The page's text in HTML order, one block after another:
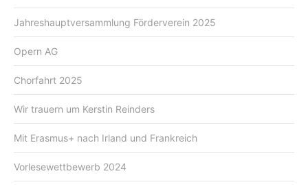
Jahreshauptversammlung Förderverein 2025
Opern AG
Chorfahrt 2025
Wir trauern um Kerstin Reinders
Mit Erasmus+ nach Irland und Frankreich
Vorlesewettbewerb 2024